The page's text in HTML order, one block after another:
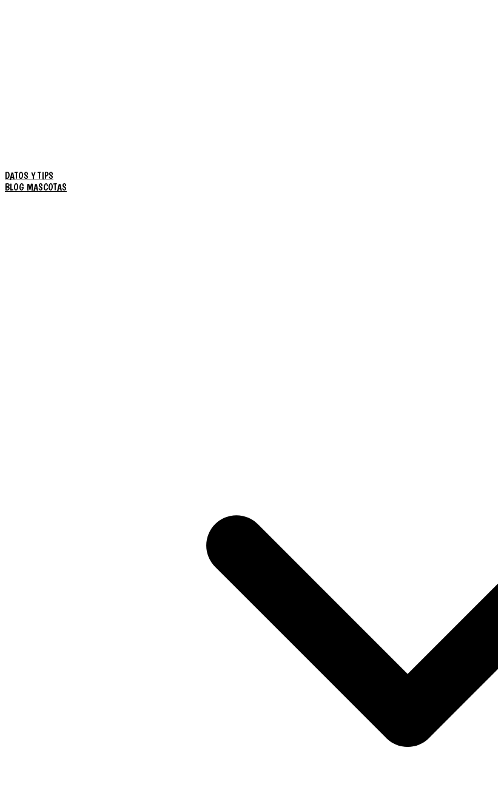
DATOS Y TIPS
BLOG MASCOTAS